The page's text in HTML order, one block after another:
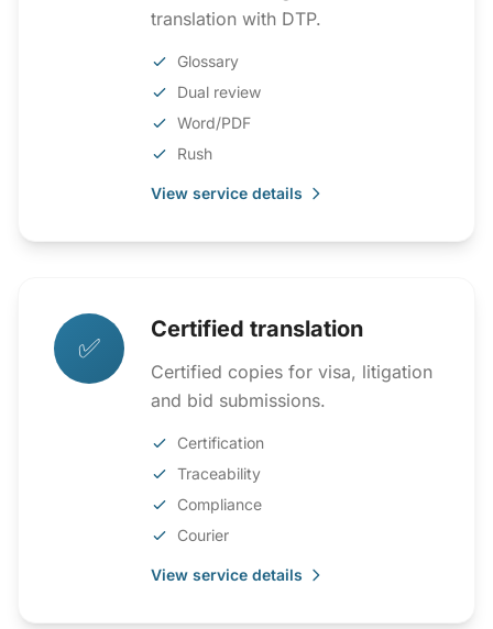
translation with DTP.
Glossary
Dual review
Word/PDF
Rush
View service details
✅
Certified translation
Certified copies for visa, litigation
and bid submissions.
Certification
Traceability
Compliance
Courier
View service details